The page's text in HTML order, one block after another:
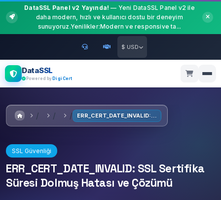
DataSSL Panel v2 Yayında! — Yeni DataSSL Panel v2 ile
daha modern, hızlı ve kullanıcı dostu bir deneyim
sunuyoruz.Yenilikler:Modern ve responsive ta...
$ USD
DataSSL
Powered by DigiCert
ERR_CERT_DATE_INVALID: SSL Sertifika Süresi Dolmuş Hatası ve Çözümü
SSL Güvenliği
ERR_CERT_DATE_INVALID: SSL Sertifika
Süresi Dolmuş Hatası ve Çözümü